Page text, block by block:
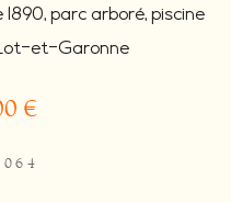
parc arboré, piscine
et-Garonne
€